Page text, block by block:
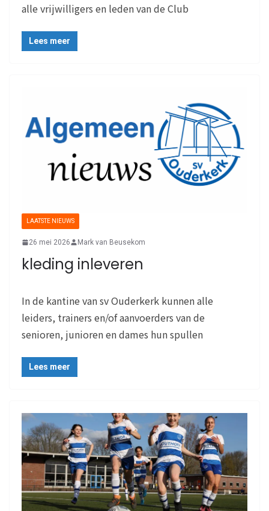
alle vrijwilligers en leden van de Club
Lees meer
LAATSTE NIEUWS
26 mei 2026 Mark van Beusekom
kleding inleveren
In de kantine van sv Ouderkerk kunnen alle
leiders, trainers en/of aanvoerders van de
senioren, junioren en dames hun spullen
Lees meer